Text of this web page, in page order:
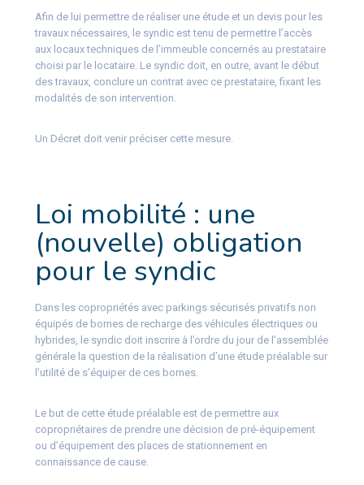
Afin de lui permettre de réaliser une étude et un devis pour les
travaux nécessaires, le syndic est tenu de permettre l’accès
aux locaux techniques de l’immeuble concernés au prestataire
choisi par le locataire. Le syndic doit, en outre, avant le début
des travaux, conclure un contrat avec ce prestataire, fixant les
modalités de son intervention.
Un Décret doit venir préciser cette mesure.
Loi mobilité : une
(nouvelle) obligation
pour le syndic
Dans les copropriétés avec parkings sécurisés privatifs non
équipés de bornes de recharge des véhicules électriques ou
hybrides, le syndic doit inscrire à l’ordre du jour de l’assemblée
générale la question de la réalisation d’une étude préalable sur
l’utilité de s’équiper de ces bornes.
Le but de cette étude préalable est de permettre aux
copropriétaires de prendre une décision de pré-équipement
ou d’équipement des places de stationnement en
connaissance de cause.